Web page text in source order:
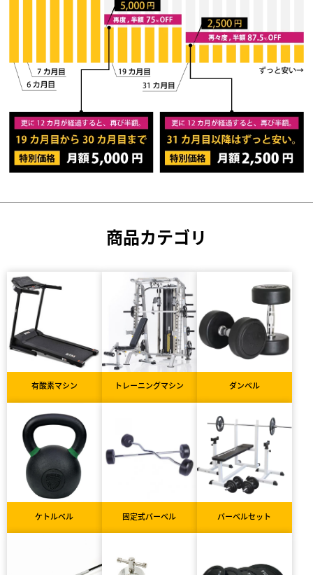
商品カテゴリ
有酸素マシン トレーニングマシン ダンベル
ケトルベル 固定式バーベル バーベルセット